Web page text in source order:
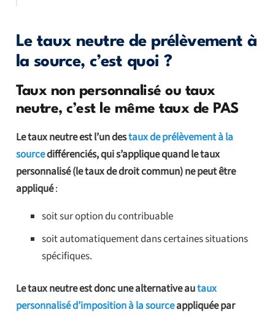
Le taux neutre de prélèvement à
la source, c’est quoi ?
Taux non personnalisé ou taux
neutre, c’est le même taux de PAS
Le taux neutre est l’un destaux de prélèvement à la
sourcedifférenciés, qui s’applique quand le taux
personnalisé (le taux de droit commun) ne peut être
appliqué:
soit sur option du contribuable
soit automatiquement dans certaines situations
spécifiques.
Le taux neutre est donc une alternative autaux
personnalisé d’imposition à la sourceappliquée par